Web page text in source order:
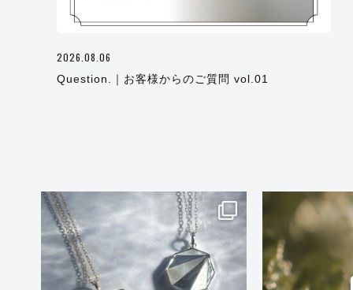
2026.08.06
Question.｜お客様からのご質問 vol.01